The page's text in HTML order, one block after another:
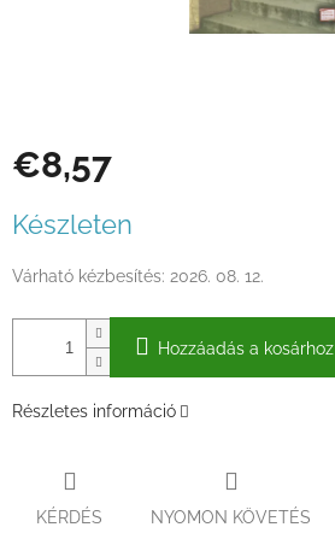
€8,57
Készleten
Várható kézbesítés: 2026. 08. 12.
Hozzáadás a kosárhoz
Részletes információ
KÉRDÉS NYOMON KÖVETÉS